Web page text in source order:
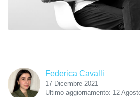
Federica Cavalli
17 Dicembre 2021
Ultimo aggiornamento: 12